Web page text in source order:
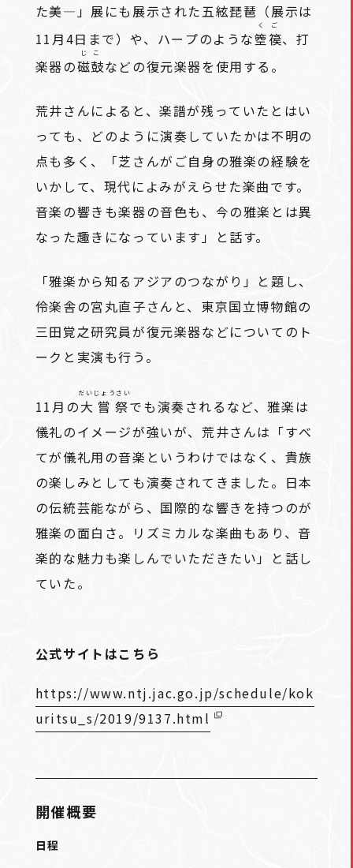
た美―」展にも展示された五絃琵琶（展示は
11月4日まで）や、ハープのような箜篌
くご
、打
楽器の磁鼓
じこ
などの復元楽器を使用する。
荒井さんによると、楽譜が残っていたとはい
っても、どのように演奏していたかは不明の
点も多く、「芝さんがご自身の雅楽の経験を
いかして、現代によみがえらせた楽曲です。
音楽の響きも楽器の音色も、今の雅楽とは異
なった趣きになっています」と話す。
「雅楽から知るアジアのつながり」と題し、
伶楽舎の宮丸直子さんと、東京国立博物館の
三田覚之研究員が復元楽器などについてのト
ークと実演も行う。
11月の大嘗祭
だいじょうさい
でも演奏されるなど、雅楽は
儀礼のイメージが強いが、荒井さんは「すべ
てが儀礼用の音楽というわけではなく、貴族
の楽しみとしても演奏されてきました。日本
の伝統芸能ながら、国際的な響きを持つのが
雅楽の面白さ。リズミカルな楽曲もあり、音
楽的な魅力も楽しんでいただきたい」と話し
ていた。
公式サイトはこちら
https://www.ntj.jac.go.jp/schedule/kok
uritsu_s/2019/9137.html
開催概要
日程